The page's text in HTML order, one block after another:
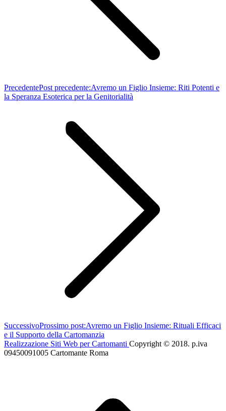
PrecedentePost precedente:Avremo un Figlio Insieme: Riti Potenti e
la Speranza Esoterica per la Genitorialità
SuccessivoProssimo post:Avremo un Figlio Insieme: Rituali Efficaci
e il Supporto della Cartomanzia
Realizzazione Siti Web per Cartomanti Copyright © 2018. p.iva
09450091005 Cartomante Roma